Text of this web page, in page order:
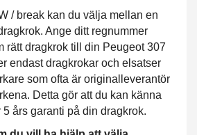
/ break kan du välja mellan en
Ange ditt regnummer
rätt dragkrok till din Peugeot 307
endast dragkrokar och elsatser
som ofta är originalleverantör
Detta gör att du kan känna
års garanti på din dragkrok.